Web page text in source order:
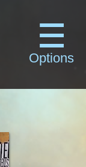
Options